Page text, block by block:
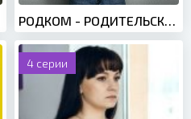
РОДКОМ - РОДИТЕЛЬСКИЙ КОМИТЕТ (2020)
4 серии